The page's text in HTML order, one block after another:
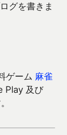
グを書きま
ゲーム 麻雀
Play 及び